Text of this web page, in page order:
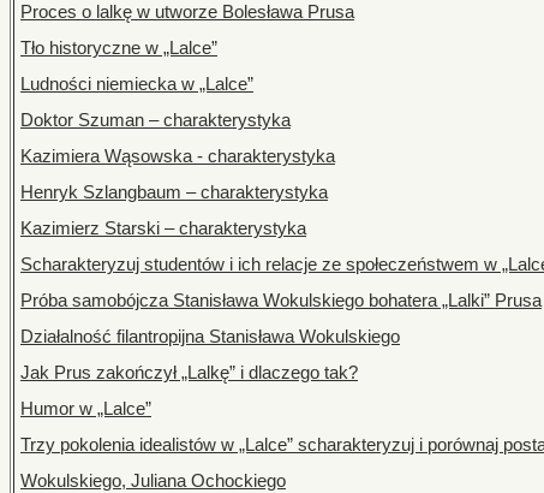
Proces o lalkę w utworze Bolesława Prusa
Tło historyczne w „Lalce”
Ludności niemiecka w „Lalce”
Doktor Szuman – charakterystyka
Kazimiera Wąsowska - charakterystyka
Henryk Szlangbaum – charakterystyka
Kazimierz Starski – charakterystyka
Scharakteryzuj studentów i ich relacje ze społeczeństwem w
Próba samobójcza Stanisława Wokulskiego bohatera „Lalki” Prusa
Działalność filantropijna Stanisława Wokulskiego
Jak Prus zakończył „Lalkę” i dlaczego tak?
Humor w „Lalce”
Trzy pokolenia idealistów w „Lalce” scharakteryzuj i porównaj
Wokulskiego, Juliana Ochockiego